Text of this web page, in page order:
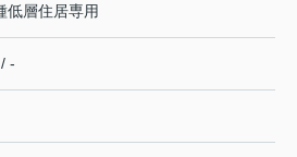
低層住居専用
-